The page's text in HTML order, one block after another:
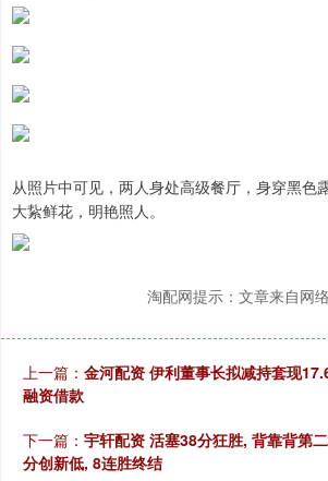
从照片中可见，两人身处高级餐厅，身穿黑色
大紥鲜花，明艳照人。
淘配网提示：文章来自网
上一篇： 金河配资 伊利董事长拟减持套现
融资借款
下一篇： 宇轩配资 活塞38分狂胜, 背靠背第
分创新低, 8连胜终结